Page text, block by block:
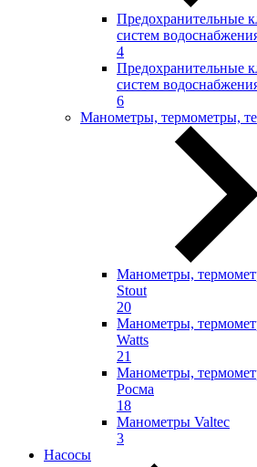
Предохранительные
систем
4
Предохранительные
систем
6
Манометры, термометры,
Манометры,
Stout
20
Манометры,
Watts
21
Манометры,
Росма
18
Манометры Valtec
3
Насосы